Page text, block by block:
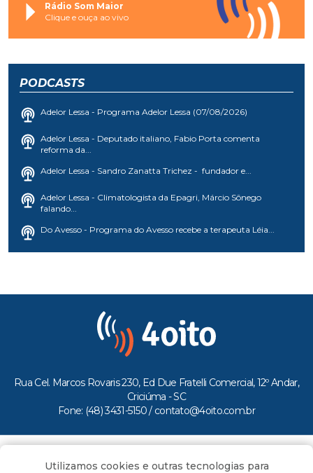
Rádio Som Maior
Clique e ouça ao vivo
PODCASTS
Adelor Lessa - Programa Adelor Lessa (07/08/2026)
Adelor Lessa - Deputado italiano, Fabio Porta comenta
reforma da...
Adelor Lessa - Sandro Zanatta Trichez - fundador e...
Adelor Lessa - Climatologista da Epagri, Márcio Sônego
falando...
Do Avesso - Programa do Avesso recebe a terapeuta Léia...
Rua Cel. Marcos Rovaris 230, Ed Due Fratelli Comercial, 12º Andar,
Criciúma - SC
Fone: (48) 3431-5150 / contato@4oito.com.br
Todos os direitos reservados ao Portal 4oito
Utilizamos cookies e outras tecnologias para